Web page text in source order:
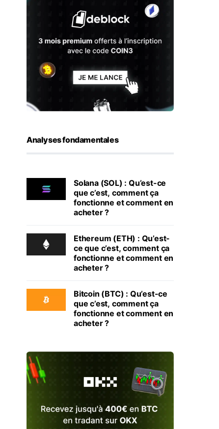
Analyses fondamentales
Solana (SOL) : Qu’est-ce
que c’est, comment ça
fonctionne et comment en
acheter ?
Ethereum (ETH) : Qu’est-
ce que c’est, comment ça
fonctionne et comment en
acheter ?
Bitcoin (BTC) : Qu’est-ce
que c’est, comment ça
fonctionne et comment en
acheter ?